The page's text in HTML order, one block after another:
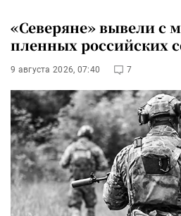
«Северяне» вывели с
пленных российских
9 августа 2026, 07:40 7